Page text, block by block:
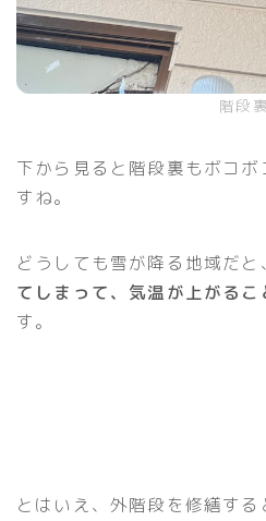
階段裏
下から見ると階段裏もボコ
すね。
どうしても雪が降る地域だと、
てしまって、気温が上がる
す。
とはいえ、外階段を修繕す